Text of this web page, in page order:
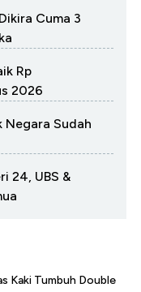
Cuma 3
Rp
2026
Negara Sudah
24, UBS &
Kaki Tumbuh Double